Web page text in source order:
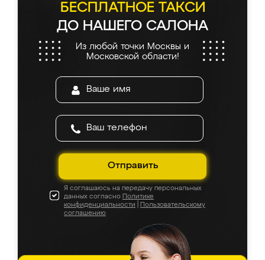
БЕСПЛАТНОЕ ТАКСИ
ДО НАШЕГО САЛОНА
Из любой точки Москвы и
Московской области!
Отправить
Я соглашаюсь на передачу персональных
данных согласно Политике
конфиденциальности
Пользовательскому
соглашению